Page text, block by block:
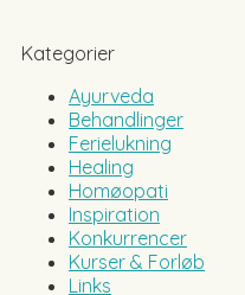
Kategorier
Ayurveda
Behandlinger
Ferielukning
Healing
Homøopati
Inspiration
Konkurrencer
Kurser & Forløb
Links